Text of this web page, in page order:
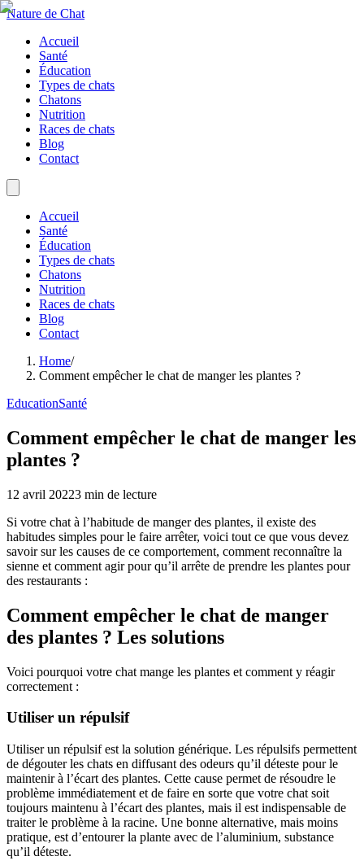
Nature de Chat
Accueil
Santé
Éducation
Types de chats
Chatons
Nutrition
Races de chats
Blog
Contact
Accueil
Santé
Éducation
Types de chats
Chatons
Nutrition
Races de chats
Blog
Contact
Home/
Comment empêcher le chat de manger les plantes ?
EducationSanté
Comment empêcher le chat de manger les
plantes ?
12 avril 20223 min de lecture
Si votre chat à l’habitude de manger des plantes, il existe des
habitudes simples pour le faire arrêter, voici tout ce que vous devez
savoir sur les causes de ce comportement, comment reconnaître la
sienne et comment agir pour qu’il arrête de prendre les plantes pour
des restaurants :
Comment empêcher le chat de manger
des plantes ? Les solutions
Voici pourquoi votre chat mange les plantes et comment y réagir
correctement :
Utiliser un répulsif
Utiliser un répulsif est la solution générique. Les répulsifs permettent
de dégouter les chats en diffusant des odeurs qu’il déteste pour le
maintenir à l’écart des plantes. Cette cause permet de résoudre le
problème immédiatement et de faire en sorte que votre chat soit
toujours maintenu à l’écart des plantes, mais il est indispensable de
traiter le problème à la racine. Une bonne alternative, mais moins
pratique, est d’entourer la plante avec de l’aluminium, substance
qu’il déteste.